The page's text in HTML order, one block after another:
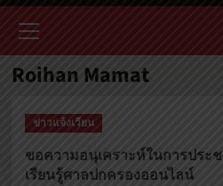
Menu
Roihan Mamat
ข่าวแจ้งเวียน
ขอความอนุเคราะห์ในการประ
เรียนรู้ศาลปกครองออนไลน์